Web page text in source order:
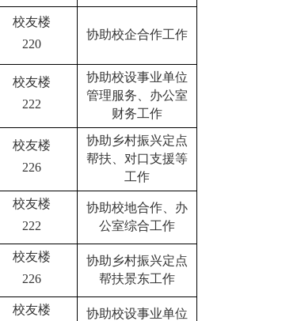
校友楼
220
协助校企合作工作
校友楼
222
协助校设事业单位
管理服务、办公室
财务工作
校友楼
226
协助乡村振兴定点
帮扶、对口支援等
工作
校友楼
222
协助校地合作、办
公室综合工作
校友楼
226
协助乡村振兴定点
帮扶景东工作
校友楼
协助校设事业单位